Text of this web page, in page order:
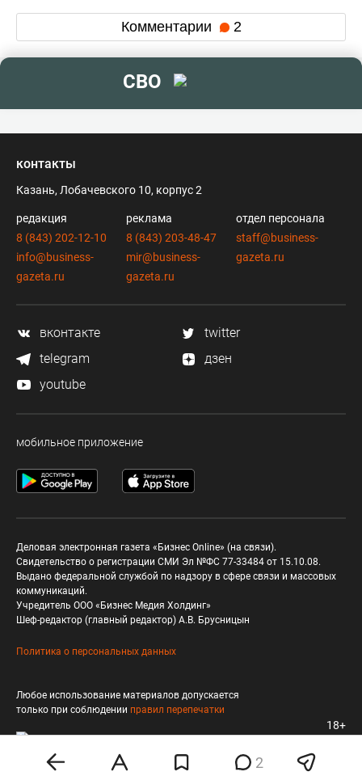
Комментарии 2
2
СВО
контакты
Казань, Лобачевского 10, корпус 2
редакция
8 (843) 202-12-10
info@business-
gazeta.ru
реклама
8 (843) 203-48-47
mir@business-
gazeta.ru
отдел персонала
staff@business-
gazeta.ru
вконтакте
twitter
telegram
дзен
youtube
мобильное приложение
Деловая электронная газета «Бизнес Online» (на связи).
Свидетельство о регистрации СМИ Эл №ФС 77-33484 от 15.10.08.
Выдано федеральной службой по надзору в сфере связи и массовых
коммуникаций.
Учредитель ООО «Бизнес Медия Холдинг»
Шеф-редактор (главный редактор) А.В. Брусницын
Политика о персональных данных
Любое использование материалов допускается
только при соблюдении правил перепечатки
18+